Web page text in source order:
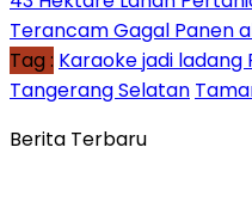
Terancam Gagal Panen
Tag : Karaoke jadi ladang
Tangerang Selatan
Berita Terbaru